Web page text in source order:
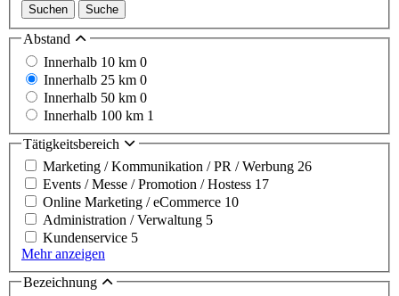
Suchen Suche
Abstand
Innerhalb 10 km 0
Innerhalb 25 km 0
Innerhalb 50 km 0
Innerhalb 100 km 1
Tätigkeitsbereich
Marketing / Kommunikation / PR / Werbung 26
Events / Messe / Promotion / Hostess 17
Online Marketing / eCommerce 10
Administration / Verwaltung 5
Kundenservice 5
Mehr anzeigen
Bezeichnung